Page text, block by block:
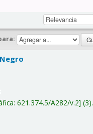
621.374.5/A282/v.2 (3).